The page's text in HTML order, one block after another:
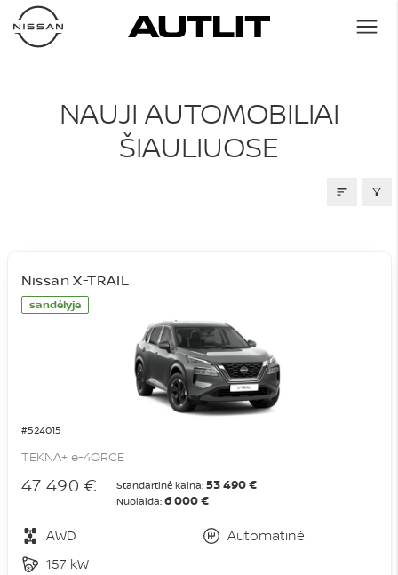
NAUJI AUTOMOBILIAI
NAUJI AUTOMOBILIAI
ŠIAULIUOSE
sandėlyje
#524015
Nissan X-TRAIL
TEKNA+ e-4ORCE
47 490 € Standartinė kaina: 53 490 €
Nuolaida: 6 000 €
AWD
Automatinė
157 kW